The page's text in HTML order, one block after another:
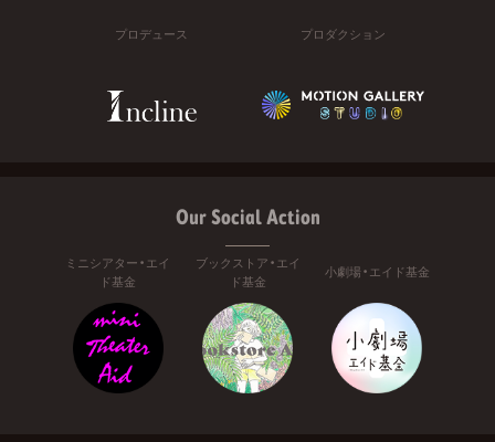
プロデュース プロダクション
Our Social Action
ミニシアター・エイ
ド基金
ブックストア・エイ
ド基金
小劇場・エイド基金